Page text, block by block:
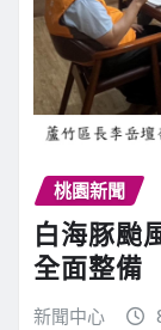
桃園新聞
白海豚颱
全面整備
新聞中心